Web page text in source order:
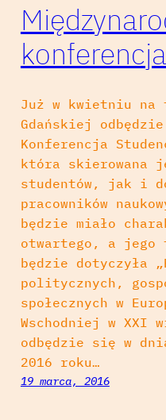
Już w kwietniu
Gdańskiej
Konferencja
która skierowana
studentów, jak i
pracowników
będzie miało
otwartego, a jego
będzie dotyczyła
politycznych,
społecznych w
Wschodniej w XXI
odbędzie się w
2016 roku…
19 marca, 2016